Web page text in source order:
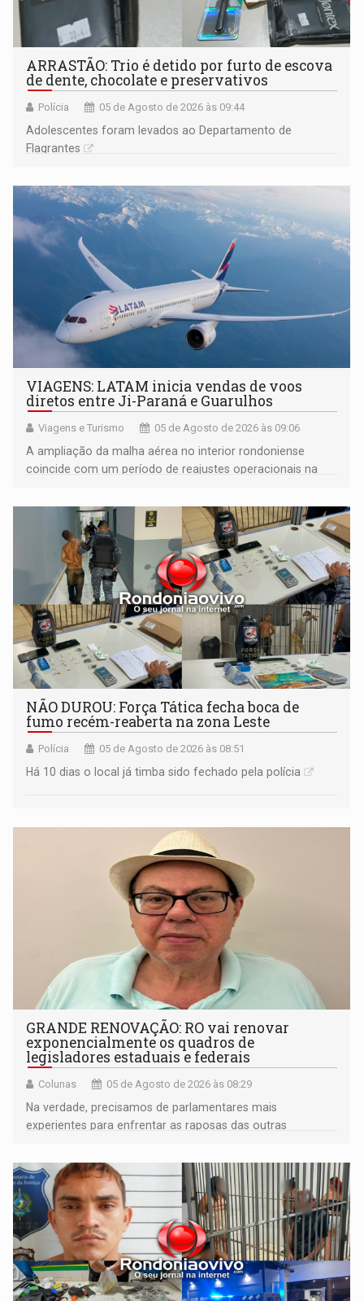
ARRASTÃO: Trio é detido por furto de escova
de dente, chocolate e preservativos
Polícia 05 de Agosto de 2026 às 09:44
Adolescentes foram levados ao Departamento de
Flagrantes
VIAGENS: LATAM inicia vendas de voos
diretos entre Ji-Paraná e Guarulhos
Viagens e Turismo 05 de Agosto de 2026 às 09:06
A ampliação da malha aérea no interior rondoniense
coincide com um período de reajustes operacionais na
estado, que registrou uma alta tarifária de 40%
NÃO DUROU: Força Tática fecha boca de
fumo recém-reaberta na zona Leste
Polícia 05 de Agosto de 2026 às 08:51
Há 10 dias o local já timba sido fechado pela polícia
GRANDE RENOVAÇÃO: RO vai renovar
exponencialmente os quadros de
legisladores estaduais e federais
Colunas 05 de Agosto de 2026 às 08:29
Na verdade, precisamos de parlamentares mais
experientes para enfrentar as raposas das outras